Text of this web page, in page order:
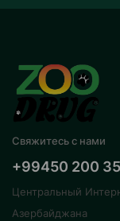
Свяжитесь с нами
+99450 200
Центральный
Азербайджана